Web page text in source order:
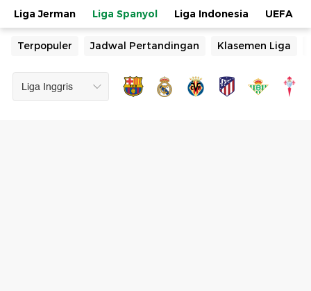
Liga Jerman Liga Spanyol Liga Indonesia UEFA
Terpopuler Jadwal Pertandingan Klasemen Liga